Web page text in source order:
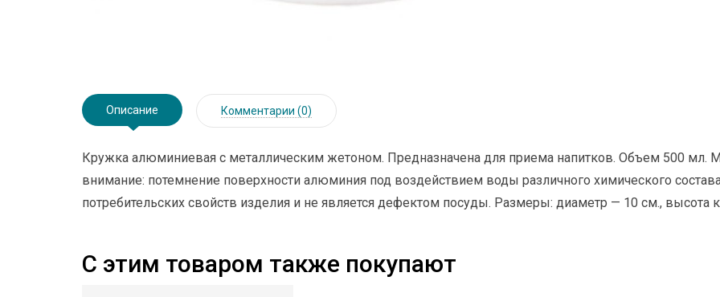
Описание Комментарии (0)
Кружка алюминиевая с металлическим жетоном. Предназначена для приема напитков. Объем 500 мл.
внимание: потемнение поверхности алюминия под воздействием воды различного химического
потребительских свойств изделия и не является дефектом посуды. Размеры: диаметр — 10 см., высота
С этим товаром также покупают